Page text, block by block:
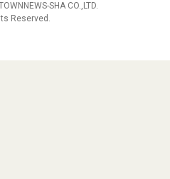
SHA CO.,LTD.
Reserved.